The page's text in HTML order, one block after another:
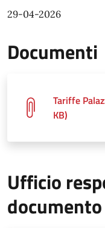
29-04-2026
Documenti
Tariffe
KB)
Ufficio
documento